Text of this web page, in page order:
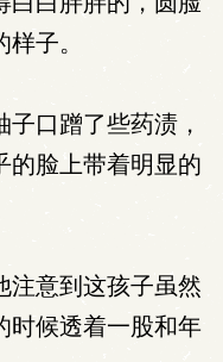
子。
口蹭了些药渍，
的脸上带着明显的
意到这孩子虽然
时候透着一股和年